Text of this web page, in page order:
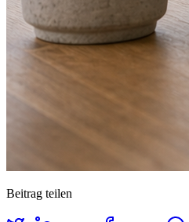
Beitrag teilen